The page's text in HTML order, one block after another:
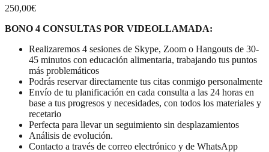
250,00€
BONO 4 CONSULTAS POR VIDEOLLAMADA:
Realizaremos 4 sesiones de Skype, Zoom o Hangouts de 30-
45 minutos con educación alimentaria, trabajando tus puntos
más problemáticos
Podrás reservar directamente tus citas conmigo personalmente
Envío de tu planificación en cada consulta a las 24 horas en
base a tus progresos y necesidades, con todos los materiales y
recetario
Perfecta para llevar un seguimiento sin desplazamientos
Análisis de evolución.
Contacto a través de correo electrónico y de WhatsApp